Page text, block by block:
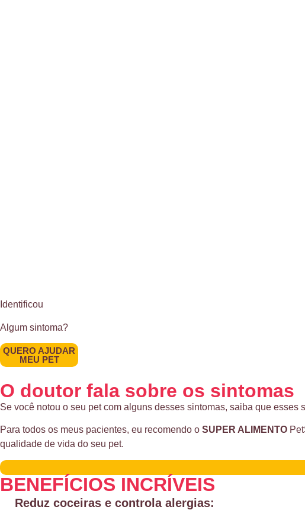
Identificou
Algum sintoma?
QUERO AJUDAR
MEU PET
O doutor fala sobre os sintomas
Se você notou o seu pet com alguns desses sintomas, saiba que
Para todos os meus pacientes, eu recomendo o SUPER ALIMENTO
qualidade de vida do seu pet.
BENEFÍCIOS INCRÍVEIS
Reduz coceiras e controla alergias: